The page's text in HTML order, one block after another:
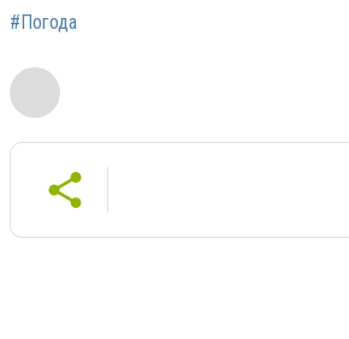
#Погода